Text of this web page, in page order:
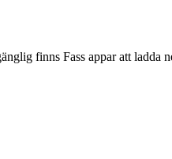
finns Fass appar att ladda